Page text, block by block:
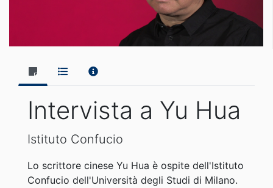
Intervista a Yu Hua
Istituto Confucio
Lo scrittore cinese Yu Hua è ospite dell'Istituto
Confucio dell'Università degli Studi di Milano.